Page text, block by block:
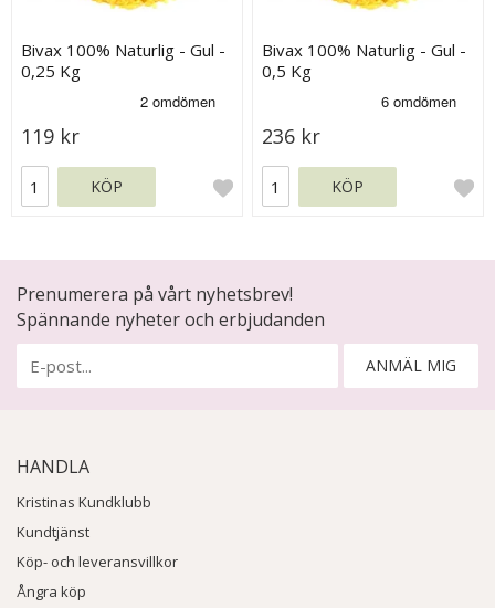
Bivax 100% Naturlig - Gul -
0,25 Kg
119 kr
KÖP
Bivax 100% Naturlig - Gul -
0,5 Kg
236 kr
KÖP
Prenumerera på vårt nyhetsbrev!
Spännande nyheter och erbjudanden
ANMÄL MIG
HANDLA
Kristinas Kundklubb
Kundtjänst
Köp- och leveransvillkor
Ångra köp